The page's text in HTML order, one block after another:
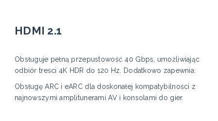
HDMI 2.1
Obsługuje pełną przepustowość 40 Gbps, umożliwiając
odbiór treści 4K HDR do 120 Hz. Dodatkowo zapewnia:
Obsługę ARC i eARC dla doskonałej kompatybilności z
najnowszymi amplitunerami AV i konsolami do gier.